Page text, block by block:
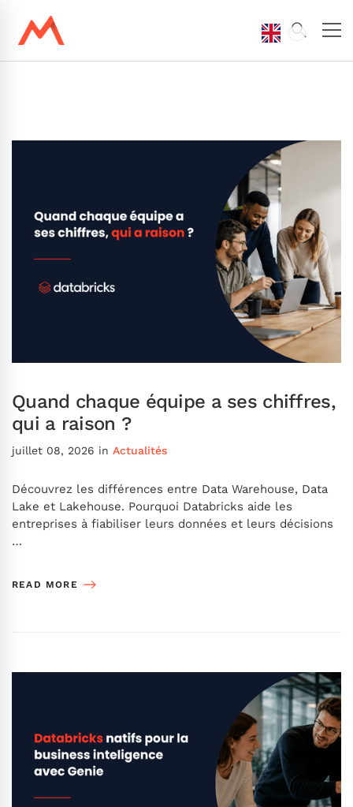
Quand chaque équipe a ses chiffres,
qui a raison ?
juillet 08, 2026 in Actualités
Découvrez les différences entre Data Warehouse, Data
Lake et Lakehouse. Pourquoi Databricks aide les
entreprises à fiabiliser leurs données et leurs décisions
…
READ MORE